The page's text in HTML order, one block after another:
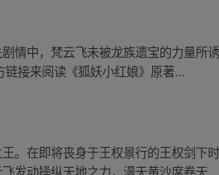
情中，梵云飞未被龙族遗宝的力量所
接来阅读《狐妖小红娘》原著...
。在即将丧身于王权景行的王权剑
发动操纵天地之力，漫天黄沙席卷天...